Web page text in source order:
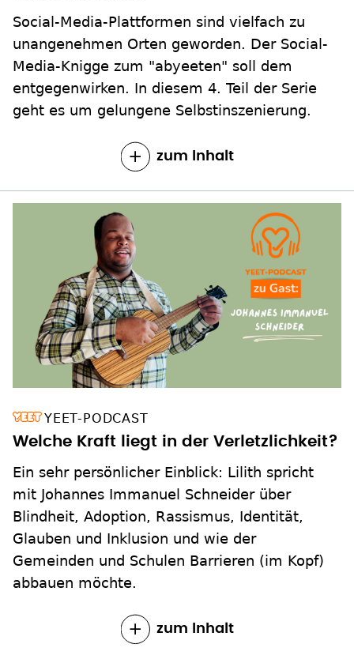
Social-Media-Plattformen sind vielfach zu
unangenehmen Orten geworden. Der Social-
Media-Knigge zum "abyeeten" soll dem
entgegenwirken. In diesem 4. Teil der Serie
geht es um gelungene Selbstinszenierung.
zum Inhalt
YEET-PODCAST
Welche Kraft liegt in der Verletzlichkeit?
Ein sehr persönlicher Einblick: Lilith spricht
mit Johannes Immanuel Schneider über
Blindheit, Adoption, Rassismus, Identität,
Glauben und Inklusion und wie der
Gemeinden und Schulen Barrieren (im Kopf)
abbauen möchte.
zum Inhalt